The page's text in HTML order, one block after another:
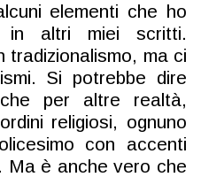
elementi che ho
altri miei scritti.
tradizionalismo, ma ci
Si potrebbe dire
per altre realtà,
religiosi, ognuno
con accenti
Ma è anche vero che